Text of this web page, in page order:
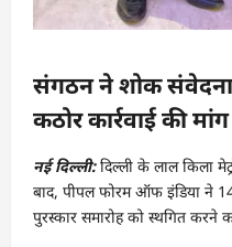
संगठन ने शोक
कठोर कार्रवाई की
नई दिल्ली:दिल्ली के लाल किला
बाद, पीपल फोरम ऑफ इंडिया ने 14
पुरस्कार समारोह को स्थगित करने